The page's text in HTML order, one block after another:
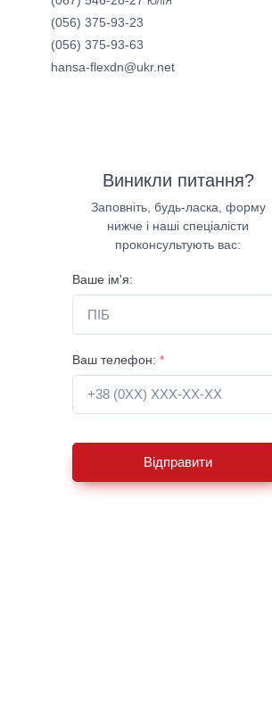
(056) 375-93-23
(056) 375-93-63
hansa-flexdn@ukr.net
Виникли питання?
Заповніть, будь-ласка, форму
нижче і наші спеціалісти
проконсультують вас:
Ваше ім'я:
Ваш телефон: *
Відправити